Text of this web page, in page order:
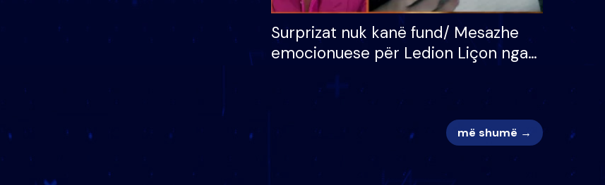
Surprizat nuk kanë fund/ Mesazhe
emocionuese për Ledion Liçon nga
nuk i mban dot lotët: Nuk meritoj…
më shumë →